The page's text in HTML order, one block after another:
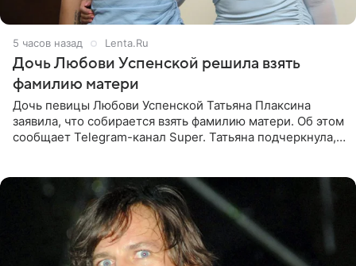
5 часов назад Lenta.Ru
Дочь Любови Успенской решила взять
фамилию матери
Дочь певицы Любови Успенской Татьяна Плаксина
заявила, что собирается взять фамилию матери. Об этом
сообщает Telegram-канал Super. Татьяна подчеркнула,